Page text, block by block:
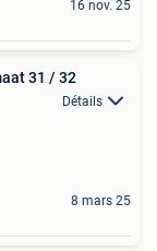
16 nov. 25
31 / 32
Détails
8 mars 25